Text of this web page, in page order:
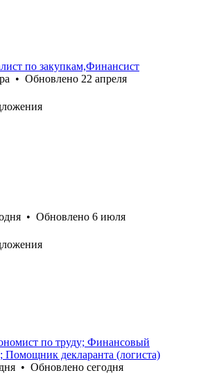
по закупкам,Финансист
• Обновлено 22 апреля
• Обновлено 6 июля
по труду; Финансовый
Помощник декларанта (логиста)
• Обновлено сегодня